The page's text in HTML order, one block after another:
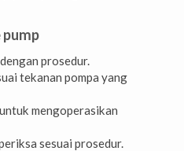
prosedur.
tekanan pompa yang
mengoperasikan
sesuai prosedur.